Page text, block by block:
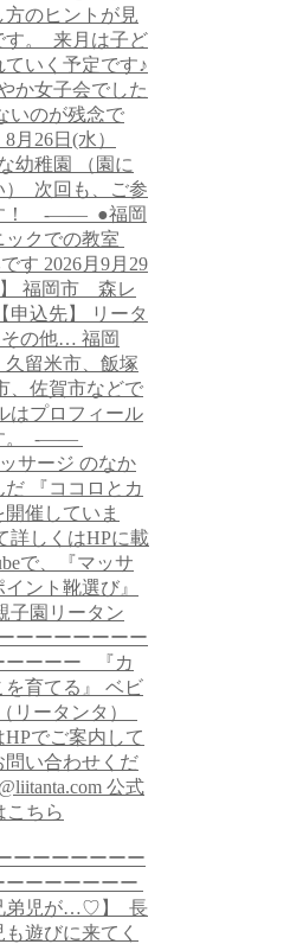
弟児が…♡】 ⁡ 長
遊びに来てく